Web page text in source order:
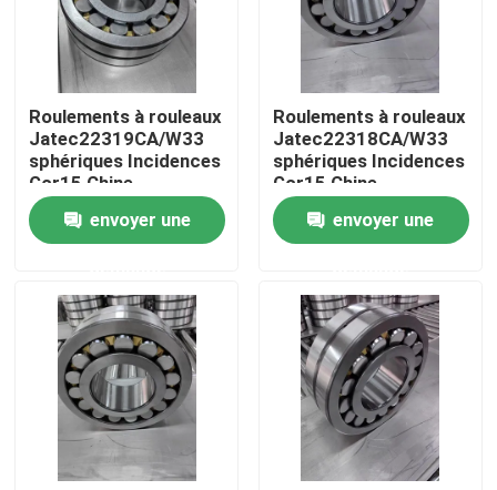
À propos de nous
Visite de l'usine
Contrôle de qualité
Des nouvelles
Cas
Roulement à rouleaux industriel
Roulements à rouleaux
Jatec22319CA/W33
sphériques Incidences
Gcr15 Chine
95×200×67 de fan
envoyer une
Roulements à rouleaux
Jatec22318CA/W33
sphériques Incidences
Gcr15 Chine
90×190×64 de fan
envoyer une